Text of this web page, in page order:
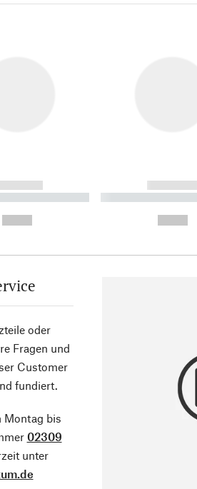
----------
-----------
oder
Fragen und
Customer
fundiert.
Montag bis
02309
unter